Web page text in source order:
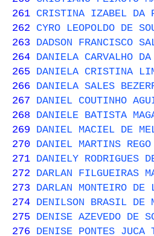
261 CRISTINA IZABEL DA
262 CYRO LEOPOLDO DE
263 DADSON FRANCISCO
264 DANIELA CARVALHO
265 DANIELA CRISTINA
266 DANIELA SALES
267 DANIEL COUTINHO
268 DANIELE BATISTA
269 DANIEL MACIEL DE
270 DANIEL MARTINS REGO
271 DANIELY RODRIGUES
272 DARLAN FILGUEIRAS
273 DARLAN MONTEIRO DE
274 DENILSON BRASIL DE
275 DENISE AZEVEDO DE
276 DENISE PONTES JUCA